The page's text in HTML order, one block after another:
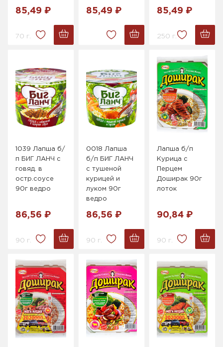
85,49 ₽
70 г.
85,49 ₽ 85,49 ₽
250 г.
1039 Лапша б/
п БИГ ЛАНЧ с
говяд. в
остр.соусе
90г ведро
86,56 ₽
90 г.
0018 Лапша
б/п БИГ ЛАНЧ
с тушеной
курицей и
луком 90г
ведро
86,56 ₽
90 г.
Лапша б/п
Курица с
Перцем
Доширак 90г
лоток
90,84 ₽
90 г.